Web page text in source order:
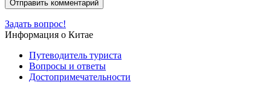
Задать вопрос!
Информация о Китае
Путеводитель туриста
Вопросы и ответы
Достопримечательности